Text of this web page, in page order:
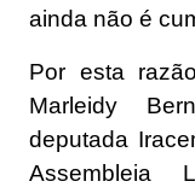
ainda não é
Por esta
Marleidy
deputada
Assembleia